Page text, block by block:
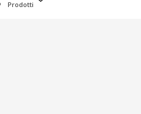
Prodotti